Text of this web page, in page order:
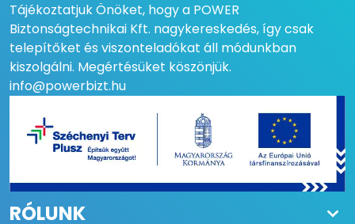
Tájékoztatjuk Önöket, hogy a POWER
Biztonságtechnikai Kft. nagykereskedés, így csak
telepítőket és viszonteladókat áll módunkban
kiszolgálni. Megértésüket köszönjük.
info@powerbizt.hu
RÓLUNK